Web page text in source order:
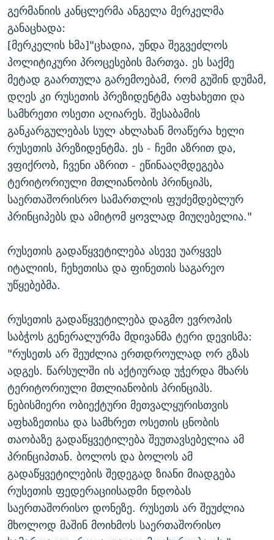
გერმანიის კანცლერმა ანგელა მერკელმა
განაცხადა:
[მერკელის ხმა]"ცხადია, უნდა შეგვეძლოს
პოლიტიკური პროცესების მართვა. ეს საქმე
მეტად გაართულა გარემოებამ, რომ გუშინ დუმამ,
დღეს კი რუსეთის პრეზიდენტმა აფხახეთი და
სამხრეთი ოსეთი აღიარეს. შესაბამის
განკარგულებას სულ ახლახან მოაწერა ხელი
რუსეთის პრეზიდენტმა. ეს - ჩემი აზრით და,
ვფიქრობ, ჩვენი აზრით - ეწინააღმდეგება
ტერიტორიული მთლიანობის პრინციპს,
საერთაშორისრო სამართლის ფუძემდებლურ
პრინციპებს და ამიტომ ყოვლად მიუღებელია."
რუსეთის გადაწყვეტილება ასევე უარყვეს
იტალიის, ჩეხეთისა და ფინეთის საგარეო
უწყებებმა.
რუსეთის გადაწყვეტილება დაგმო ევროპის
საბჭოს გენერალურმა მდივანმა ტერი დევისმა:
"რუსეთს არ შეუძლია ერთდროულად ორ გზას
ადგეს. წარსულში ის აქტიურად უჭერდა მხარს
ტერიტორიული მთლიანობის პრინციპს.
ნებისმიერი ობიექტური მეთვალყურისთვის
აფხაზეთისა და სამხრეთ ოსეთის ცნობის
თაობაზე გადაწყვეტილება შეუთავსებელია ამ
პრინციპთან. ბოლოს და ბოლოს ამ
გადაწყვეტილების შედეგად ზიანი მიადგება
რუსეთის ფედერაციისადმი ნდობას
საერთაშორისო დონეზე. რუსეთს არ შეუძლია
მხოლოდ მაშინ მოიხმოს საერთაშორისო